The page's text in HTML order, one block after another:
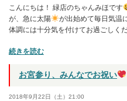
こんにちは！ 緑店のちゃんみほです
が、急に太陽
が出始めて毎日気温
体調には十分気を付けてお過ごしく
“
タ
続きを読む
お宮参り、みんなでお祝い
2018年9月22日（土）21:00